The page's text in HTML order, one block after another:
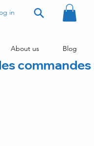
in
About us Blog
commandes